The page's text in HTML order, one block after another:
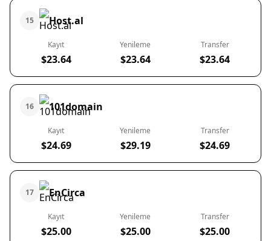
15 Host.al
Kayıt
$23.64
Yenileme
$23.64
Transfer
$23.64
16 101domain
Kayıt
$24.69
Yenileme
$29.19
Transfer
$24.69
17 EnCirca
Kayıt
$25.00
Yenileme
$25.00
Transfer
$25.00